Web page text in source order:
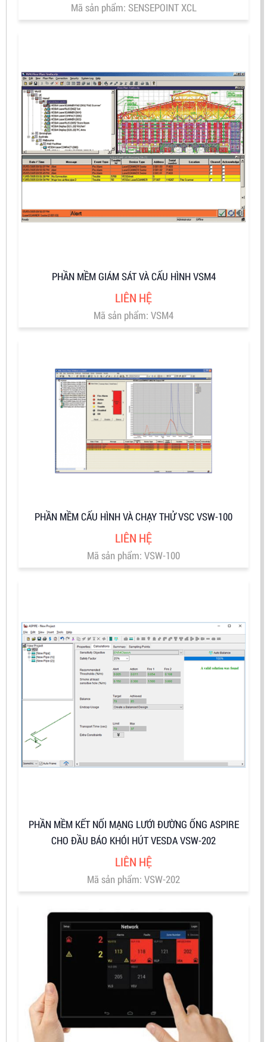
Mã sản phẩm: SENSEPOINT XCL
PHẦN MỀM GIÁM SÁT VÀ CẤU HÌNH VSM4
LIÊN HỆ
Mã sản phẩm: VSM4
PHẦN MỀM CẤU HÌNH VÀ CHẠY THỬ VSC VSW-100
LIÊN HỆ
Mã sản phẩm: VSW-100
PHẦN MỀM KẾT NỐI MẠNG LƯỚI ĐƯỜNG ỐNG ASPIRE
CHO ĐẦU BÁO KHÓI HÚT VESDA VSW-202
LIÊN HỆ
Mã sản phẩm: VSW-202